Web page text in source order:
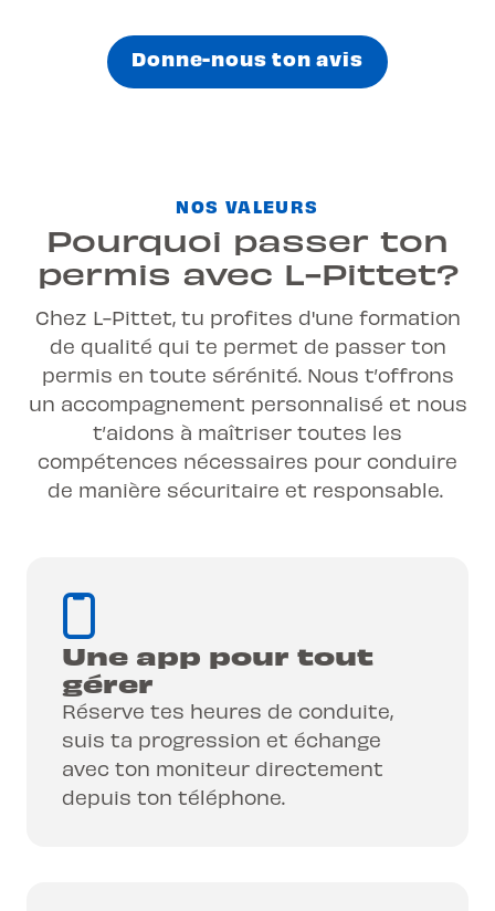
Donne-nous ton avis
NOS VALEURS
Pourquoi passer ton
permis avec L-Pittet?
Chez L-Pittet, tu profites d'une formation
de qualité qui te permet de passer ton
permis en toute sérénité. Nous t’offrons
un accompagnement personnalisé et nous
t’aidons à maîtriser toutes les
compétences nécessaires pour conduire
de manière sécuritaire et responsable.
Une app pour tout
gérer
Réserve tes heures de conduite,
suis ta progression et échange
avec ton moniteur directement
depuis ton téléphone.